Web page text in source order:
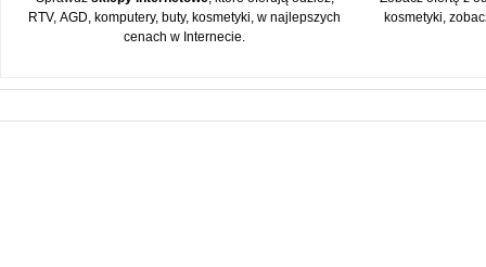
RTV, AGD, komputery, buty, kosmetyki, w najlepszych
cenach w Internecie.
kosmetyki,